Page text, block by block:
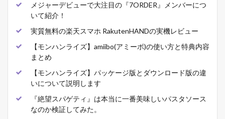
メジャーデビューで大注目の『7ORDER』メンバーにつ
いて紹介！
実質無料の楽天スマホ RakutenHANDの実機レビュー
【モンハンライズ】amiibo(アミーボ)の使い方と特典内容
まとめ
【モンハンライズ】パッケージ版とダウンロード版の違
いについて説明します
『絶望スパゲティ』は本当に一番美味しいパスタソース
なのか検証してみた。